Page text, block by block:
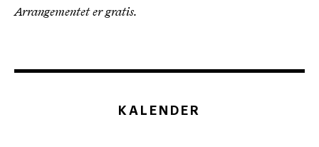
Arrangementet er gratis.
KALENDER